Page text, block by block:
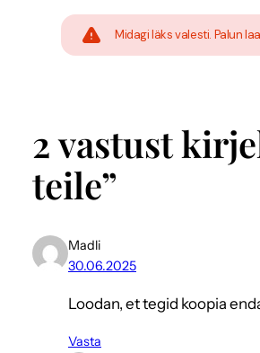
Midagi läks valesti. Palun
2 vastust
teile”
Madli
30.06.2025
Loodan, et tegid koopia
Vasta